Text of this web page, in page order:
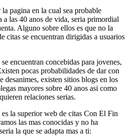
pagina en la cual sea probable
a las 40 anos de vida, seri­a primordial
Alguno sobre ellos es que no la
citas se encuentran dirigidas a usuarios
encuentran concebidas para jovenes,
pocas probabilidades de dar con
desanimes, existen sitios blogs en los
mayores sobre 40 anos asi­ como
relaciones serias.
la superior web de citas Con El Fin
las mas conocidas y no ha
la que se adapta mas a ti: